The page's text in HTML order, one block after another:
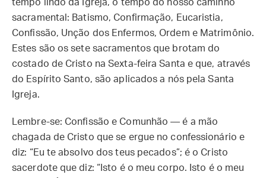
tempo lindo da Igreja, o tempo do nosso caminho
sacramental: Batismo, Confirmação, Eucaristia,
Confissão, Unção dos Enfermos, Ordem e Matrimônio.
Estes são os sete sacramentos que brotam do
costado de Cristo na Sexta-feira Santa e que, através
do Espírito Santo, são aplicados a nós pela Santa
Igreja.
Lembre-se: Confissão e Comunhão — é a mão
chagada de Cristo que se ergue no confessionário e
diz: “Eu te absolvo dos teus pecados”; é o Cristo
sacerdote que diz: “Isto é o meu corpo. Isto é o meu